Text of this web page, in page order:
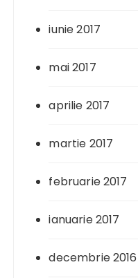
iunie 2017
mai 2017
aprilie 2017
martie 2017
februarie 2017
ianuarie 2017
decembrie 2016